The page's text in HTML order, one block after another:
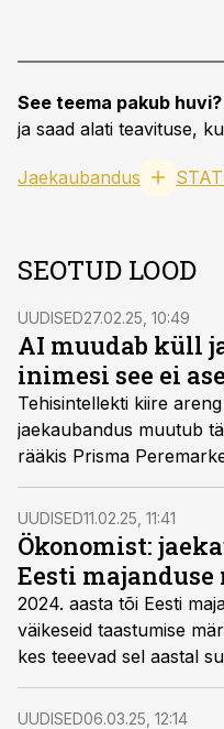
See teema pakub huvi?
ja saad alati teavituse,
Jaekaubandus
SEOTUD LOOD
UUDISED27.02.25, 10:49
AI muudab küll
inimesi see ei
Tehisintellekti kiire
jaekaubandus muutub
rääkis Prisma
UUDISED11.02.25, 11:41
Ökonomist:
Eesti
2024. aasta tõi Eesti
väikeseid taastumise
kes teeevad sel aastal
sektoreid, kus
UUDISED06.03.25, 12:14